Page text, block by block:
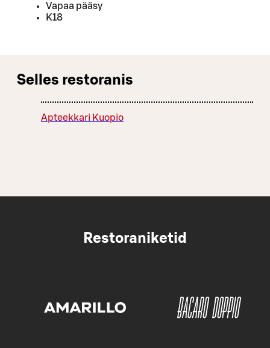
Vapaa pääsy
K18
Selles restoranis
Apteekkari Kuopio
Restoraniketid